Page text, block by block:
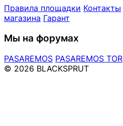
Правила площадки Контакты
магазина Гарант
Мы на форумах
PASAREMOS PASAREMOS TOR
© 2026 BLACKSPRUT